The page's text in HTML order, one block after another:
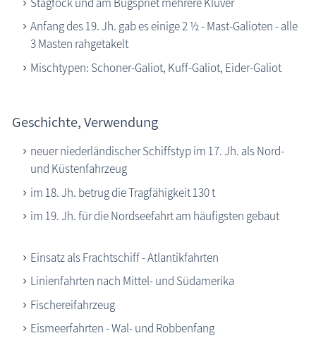
Barkentine
Brigantine
Brigg
Gaffelschoner
Kutter
Slup
Stagsegelschoner
Toppsegelschoner
Vollschiff
Zeesenboot
Winkflaggen-ABC
Sehenswertes
Traditionelles
Anfang des 19. Jh. gab es einige 2 ½ - Mast-Galioten - alle
3 Masten rahgetakelt
Mischtypen: Schoner-Galiot, Kuff-Galiot, Eider-Galiot
Geschichte, Verwendung
neuer niederländischer Schiffstyp im 17. Jh. als Nord-
und Küstenfahrzeug
im 18. Jh. betrug die Tragfähigkeit 130 t
im 19. Jh. für die Nordseefahrt am häufigsten gebaut
Einsatz als Frachtschiff - Atlantikfahrten
Linienfahrten nach Mittel- und Südamerika
Fischereifahrzeug
Eismeerfahrten - Wal- und Robbenfang